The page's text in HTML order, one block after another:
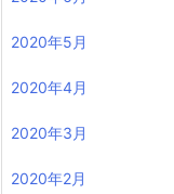
2020年5月
2020年4月
2020年3月
2020年2月